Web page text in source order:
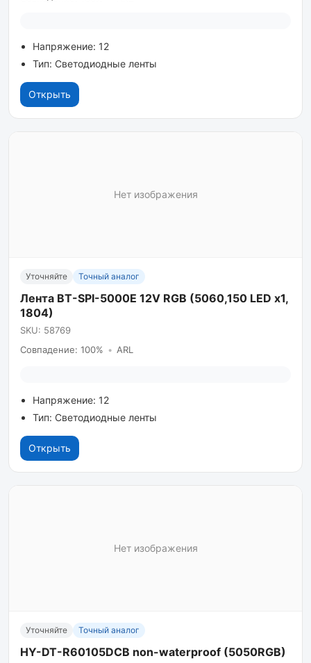
Напряжение: 12
Тип: Светодиодные ленты
Открыть
Нет изображения
Уточняйте Точный аналог
Лента BT-SPI-5000E 12V RGB (5060,150 LED x1,
1804)
SKU: 58769
Совпадение: 100% • ARL
Напряжение: 12
Тип: Светодиодные ленты
Открыть
Нет изображения
Уточняйте Точный аналог
HY-DT-R60105DCB non-waterproof (5050RGB)